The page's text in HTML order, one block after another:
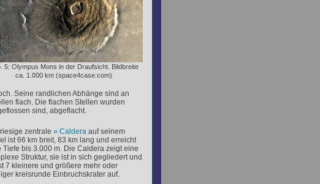
5: Olympus Mons in der Draufsicht. Bildbreite
ca. 1.000 km (space4case.com)
Seine randlichen Abhänge sind an
flach. Die flachen Stellen wurden
sind, abgeflacht.
zentrale Calderaauf seinem
ist 66 km breit, 83 km lang und erreicht
Tiefe bis 3.000 m. Die Caldera zeigt eine
Struktur, sie ist in sich gegliedert und
7 kleinere und größere mehr oder
kreisrunde Einbruchskrater auf.